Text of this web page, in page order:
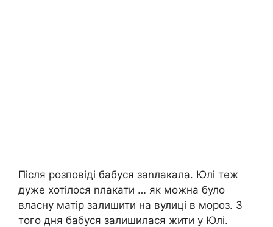
Після розповіді бабуся заnлакала. Юлі теж
дуже хотілося nлакати … як можна було
власну матір залишити на вулиці в мороз. З
того дня бабуся залишилася жити у Юлі.